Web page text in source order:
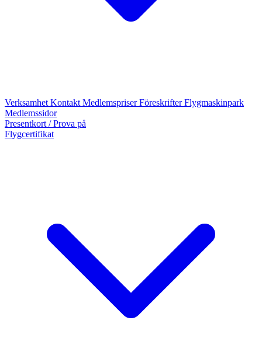
Verksamhet Kontakt MedlemspriserFöreskrifterFlygmaskinpark
Medlemssidor
Presentkort / Prova på
Flygcertifikat